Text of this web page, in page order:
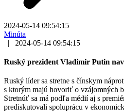
2024-05-14 09:54:15
Minúta
|
2024-05-14 09:54:15
Ruský prezident Vladimir Putin
Ruský líder sa stretne s čínskym
s ktorým majú hovoriť o vzájomných
Stretnúť sa má podľa médií aj s
prediskutovali spoluprácu v